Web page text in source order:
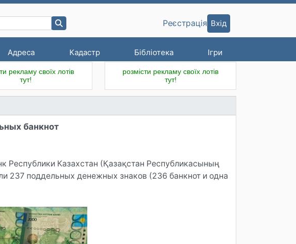
Адреса Кадастр Бібліотека Ігри
Реєстрація Вхід
рекламу своїх лотів
тут!
розмісти рекламу своїх лотів
тут!
банкнот
Республики Казахстан (Қазақстан Республикасының
237 поддельных денежных знаков (236 банкнот и одна